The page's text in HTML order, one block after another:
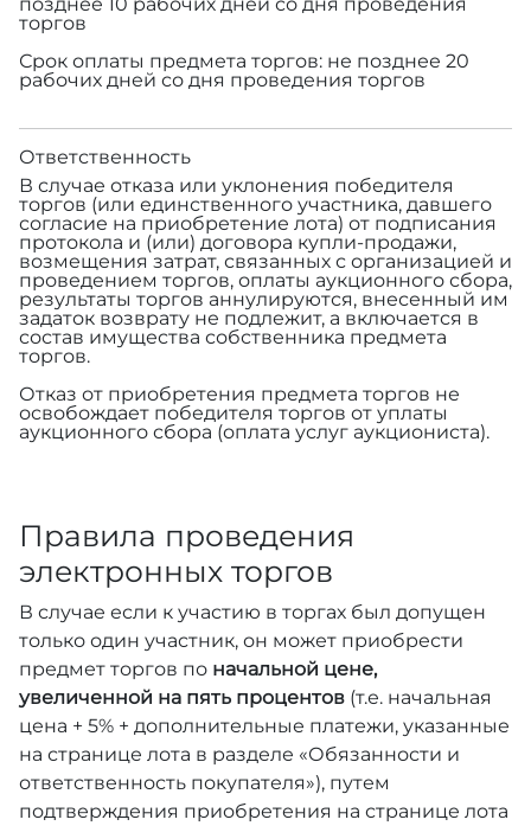
торгов
Срок оплаты предмета торгов: не позднее 20
рабочих дней со дня проведения торгов
Ответственность
В случае отказа или уклонения победителя
торгов (или единственного участника, давшего
согласие на приобретение лота) от подписания
протокола и (или) договора купли-продажи,
возмещения затрат, связанных с организацией и
проведением торгов, оплаты аукционного сбора,
результаты торгов аннулируются, внесенный им
задаток возврату не подлежит, а включается в
состав имущества собственника предмета
торгов.
Отказ от приобретения предмета торгов не
освобождает победителя торгов от уплаты
аукционного сбора (оплата услуг аукциониста).
Правила проведения
электронных торгов
В случае если к участию в торгах был допущен
только один участник, он может приобрести
предмет торгов по начальной цене,
увеличенной на пять процентов (т.е. начальная
цена + 5% + дополнительные платежи, указанные
на странице лота в разделе «Обязанности и
ответственность покупателя»), путем
подтверждения приобретения на странице лота